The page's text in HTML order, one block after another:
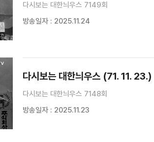
다시보는 대한늬우스 7149회
방송일자 : 2025.11.24
다시보는 대한늬우스 (71. 11. 23.)
다시보는 대한늬우스 7148회
방송일자 : 2025.11.23